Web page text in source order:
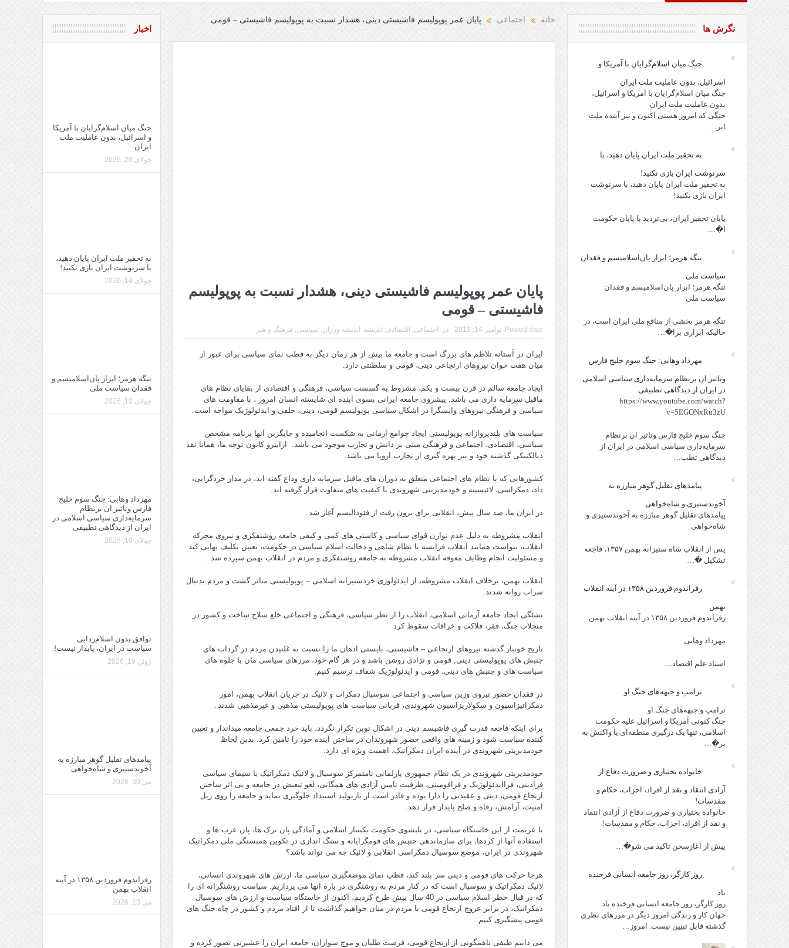
و نقد از افراد، احزاب، حکام و مقدسات! روز کارگر، روز جامعه انسانی فرخنده باد
خانه اجتماعی پایان عمر پوپولیسم فاشیستی دینی، هشدار نسبت به پوپولیسم فاشیستی – قومی
پایان عمر پوپولیسم فاشیستی دینی، هشدار نسبت به پوپولیسم
فاشیستی – قومی
Posted date: نوامبر 14, 2019 در: اجتماعی, اقتصادی, اندیشه, اندیشه ورزان, سیاسی, فرهنگ و هنر
ایران در آستانه تلاطم های بزرگ است و جامعه ما بیش از هر زمان دیگر به قطب نمای سیاسی برای عبور از
میان هفت خوان نیروهای ارتجاعی دینی، قومی و سلطنتی دارد.
ایجاد جامعه سالم در قرن بیست و یکم، مشروط به گسست سیاسی، فرهنگی و اقتصادی از بقایای نظام های
ماقبل سرمایه داری می باشد. پیشروی جامعه ایرانی بسوی آینده ای شایسته انسان امروز ، با مقاومت های
سیاسی و فرهنگی نیروهای واپسگرا در اشکال سیاسی پوپولیسم قومی، دینی، خلقی و ایدئولوژیک مواجه است.
سیاست های بلندپروازانه پوپولیستی ایجاد جوامع آرمانی به شکست انجامیده و جایگزین آنها برنامه مشخص
سیاسی، اقتصادی، اجتماعی و فرهنگی مبتی بر دانش و تجارب موجود می باشد. ازاینرو کانون توجه ما، همانا نقد
دیالکتیکی گذشته خود و نیز بهره گیری از تجارب اروپا می باشد.
کشورهایی که با نظام های اجتماعی متعلق به دوران های ماقبل سرمایه داری وداع گفته اند، در مدار خردگرایی،
داد، دمکراسی، لائیسیته و خودمدیریتی شهروندی با کیفیت های متفاوت قرار گرفته اند.
در ایران ما، صد سال پیش، انقلابی برای برون رفت از فئودالیسم آغاز شد۔
انقلاب مشروطه به دلیل عدم توازن قوای سیاسی و کاستی های کمی و کیفی جامعه روشنفکری و نیروی محرکه
انقلاب، نتواست همانند انقلاب فرانسه با نظام شاهی و دخالت اسلام سیاسی در حکومت، تعیین تکلیف نهایی کند
و مسئولیت انجام وظایف معوقه انقلاب مشروطه به جامعه روشنفکری و مردم در انقلاب بهمن سپرده شد۔
انقلاب بهمن، برخلاف انقلاب مشروطه، از ایدئولوژی خردستیزانه اسلامی – پوپولیستی متاثر گشت و مردم بدنبال
سراب روانه شدند۔
نشئگی ایجاد جامعه آرمانی اسلامی، انقلاب را از نظر سیاسی، فرهنگی و اجتماعی خلع سلاح ساخت و کشور در
منجلاب جنگ، فقر، فلاکت و خرافات سقوط کرد.
تاریخ خونبار گذشته نیروهای ارتجاعی – فاشیستی، بایستی اذهان ما را نسبت به غلتیدن مردم در گرداب های
جنبش های پوپولیستی دینی, قومی و نژادی روشن باشد و در هر گام خود، مرزهای سیاسی مان با جلوه های
سیاست های و جنبش های دینی، قومی و ایدئولوژیک شفاف ترسیم کنیم.
در فقدان حضور نیروی وزین سیاسی و اجتماعی سوسیال دمکرات و لائیک در جریان انقلاب بهمن، امور
دمکراتیزاسیون و سکولاریزاسیون شهروندی، قربانی سیاست های پوپولیستی مذهبی و غیرمذهبی شدند۔
برای اینکه فاجعه قدرت گیری فاشیسم دینی در اشکال نوین تکرار نگردد، باید خرد جمعی جامعه میداندار و تعیین
کننده سیاست شود و زمینه های واقعی حضور شهروندان در ساختن آینده خود را تامین کرد. بدین لحاظ
خودمدیریتی شهروندی در آینده ایران دمکراتیک، اهمیت ویژه ای دارد.
خودمدیریتی شهروندی در یک نظام جمهوری پارلمانی نامتمرکز سوسیال و لائیک دمکراتیک با سیمای سیاسی
فرادینی، فراایدئولوژیک و فراقومیتی، ظرفیت تامین آزادی های همگانی، لغو تبعیض در جامعه و بی اثر ساختن
ارتجاع قومی، دینی و عقیدتی را دارا بوده و قادر است از بازتولید استبداد جلوگیری نماید و جامعه را روی ریل
امنیت، آرامش، رفاه و صلح پایدار قرار دهد.
با عزیمت از این خاستگاه سیاسی، در بلبشوی حکومت نکبتبار اسلامی و آمادگی پان ترک ها، پان عرب ها و
استفاده آنها از کردها، برای سازماندهی جنبش های قومگرایانه و سنگ اندازی در تکوین همبستگی ملی دمکراتیک
شهروندی در ایران، موضع سوسیال دمکراسی انقلابی و لائیک چه می تواند باشد؟
هرجا حرکت های قومی و دینی سر بلند کند، قطب نمای موضعگیری سیاسی ما، ارزش های شهروندی انسانی،
لائیک دمکراتیک و سوسیال است که در کنار مردم به روشنگری در باره آنها می پردازیم. سیاست روشنگرانه ای را
که در قبال خطر اسلام سیاسی در 40 سال پیش طرح کردیم، اکنون از خاستگاه سیاست و ارزش های سوسیال
دمکراتیک، در برابر عروج ارتجاع قومی با مردم در میان خواهیم گذاشت تا از افتاد مردم و کشور در چاه جنگ های
قومی پیشگیری کنیم.
می دانیم طیفی ناهمگونی از ارتجاع قومی، فرصت طلبان و موج سواران، جامعه ایران را عشیرتی تصور کرده و
اخبار
جنگ میان اسلام‌گرایان با آمریکا
و اسرائیل، بدون عاملیت ملت
ایران
جولای 20, 2026
به تحقیر ملت ایران پایان دهید،
با سرنوشت ایران بازی نکنید!
جولای 14, 2026
تنگه هرمز؛ ابزار پان‌اسلامیسم و
فقدان سیاست ملی
جولای 10, 2026
مهرداد وهابی: جنگ سوم خلیج
فارس وتاثیر ان برنظام
سرمایه‌داری سیاسی اسلامی در
ایران از دیدگاهی تطبیقی
جولای 10, 2026
توافق بدون اسلام‌زدایی
سیاست در ایران، پایدار نیست!
ژوئن 19, 2026
پیامدهای تقلیل گوهر مبارزه به
آخوندستیزی و شاه‌خواهی
می 30, 2026
رفراندوم فروردین ۱۳۵۸ در آینه
انقلاب بهمن
می 13, 2026
نگرش ها
جنگ میان اسلام‌گرایان با آمریکا و
اسرائیل، بدون عاملیت ملت ایران
جنگ میان اسلام‌گرایان با آمریکا و اسرائیل،
بدون عاملیت ملت ایران
جنگی که امروز هستی اکنون و نیز آینده ملت
ایر…
به تحقیر ملت ایران پایان دهید، با
سرنوشت ایران بازی نکنید!
به تحقیر ملت ایران پایان دهید، با سرنوشت
ایران بازی نکنید!
پایان تحقیر ایران، بی‌تردید با پایان حکومت
ا�…
تنگه هرمز؛ ابزار پان‌اسلامیسم و فقدان
سیاست ملی
تنگه هرمز؛ ابزار پان‌اسلامیسم و فقدان
سیاست ملی
تنگه هرمز بخشی از منافع ملی ایران است، در
حالیکه ابزاری برا�…
مهرداد وهابی: جنگ سوم خلیج فارس
وتاثیر ان برنظام سرمایه‌داری سیاسی اسلامی
در ایران از دیدگاهی تطبیقی
https://www.youtube.com/watch?
v=5EGONxRu3zU
جنگ سوم خلیج فارس وتاثیر ان برنظام
سرمایه‌داری سیاسی اسلامی در ایران از
دیدگاهی تطب…
پیامدهای تقلیل گوهر مبارزه به
آخوندستیزی و شاه‌خواهی
پیامدهای تقلیل گوهر مبارزه به آخوندستیزی و
شاه‌خواهی
پس از انقلاب شاه ستیزانه بهمن ۱۳۵۷، فاجعه
تشکیل �…
رفراندوم فروردین ۱۳۵۸ در آینه انقلاب
بهمن
رفراندوم فروردین ۱۳۵۸ در آینه انقلاب بهمن
مهرداد وهابی
استاد علم اقتصاد…
ترامپ و جبهه‌های جنگ او
ترامپ و جبهه‌های جنگ او
جنگ کنونی آمریکا و اسرائیل علیه حکومت
اسلامی، تنها یک درگیری منطقه‌ای یا واکنش به
بر�…
خانواده بختیاری و ضرورت دفاع از
آزادی انتقاد و نقد از افراد، احزاب، حکام و
مقدسات!
خانواده بختیاری و ضرورت دفاع از آزادی انتقاد
و نقد از افراد، احزاب، حکام و مقدسات!
پیش از آغازسخن تاکید می شو�…
روز کارگر، روز جامعه انسانی فرخنده
باد
روز کارگر، روز جامعه انسانی فرخنده باد
جهان کار و زندگی امروز دیگر در مرزهای نظری
گذشته قابل تبیین نیست. امروز…